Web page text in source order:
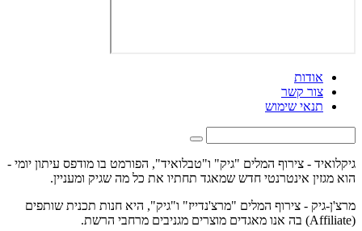
אודות
צור קשר
תנאי שימוש
גיקלואיד - צירוף המלים "גיק" ו"טבלואיד", הפורמט בו מודפס עיתון יומי -
הוא מגזין אינטרנטי חדש שמאגד תחתיו את כל מה שגיק ומעניין.
מרצ'ן-גיק - צירוף המלים "מרצ'נדייז" ו"גיק", היא חנות תכנית שותפים
(Affiliate) בה אנו מאגדים מוצרים מגניבים מרחבי הרשת.